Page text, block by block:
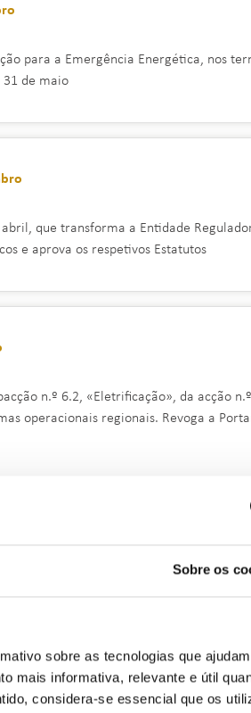
Sobre os
sobre as tecnologias que
mais informativa, relevante e útil
considera-se essencial que os
para a Emergência Energética, nos
31 de maio
que transforma a Entidade
e aprova os respetivos Estatutos
n.º 6.2, «Eletrificação», da acção
operacionais regionais. Revoga a
de produção de energia elétrica em
março, bem como as disposições